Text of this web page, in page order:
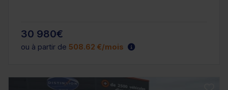
30 980€
ou à partir de 508.62 €/mois